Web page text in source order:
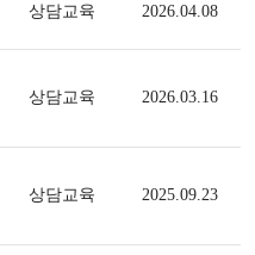
상담교육 2026.04.08
상담교육 2026.03.16
상담교육 2025.09.23